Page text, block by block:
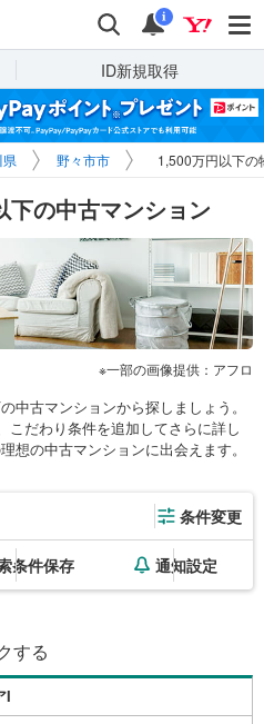
検索 通知
i
ID新規取得
野々市市 1,500万円以下の
下の中古マンション
一部の画像提供：アフロ
中古マンションから探しましょう。
こだわり条件を追加してさらに詳し
想の中古マンションに出会えます。
条件変更
条件保存 通知設定
する
I